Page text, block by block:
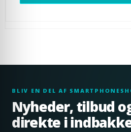
BLIV EN DEL AF
Nyheder, tilbud
direkte i